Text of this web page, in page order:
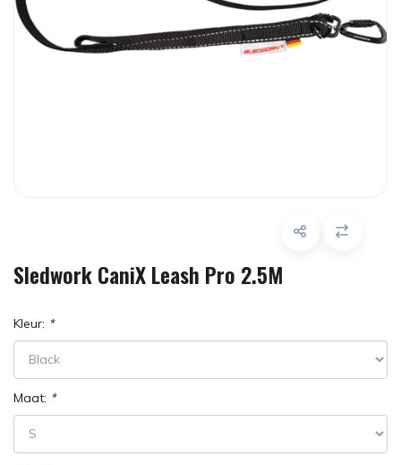
Sledwork CaniX Leash Pro 2.5M
Kleur: *
Maat: *